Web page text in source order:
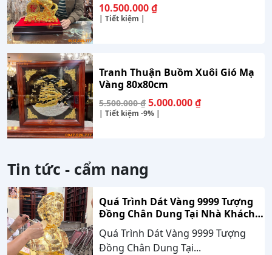
10.500.000₫
| Tiết kiệm |
Tranh Thuận Buồm Xuôi Gió Mạ
Vàng 80x80cm
5.500.000₫Giá
gốc
5.000.000₫Giá
| Tiết kiệm-9% |
Tin tức - cẩm nang
Quá Trình Dát Vàng 9999 Tượng
Đồng Chân Dung Tại Nhà Khách
Hàng Nghệ An
Quá Trình Dát Vàng 9999 Tượng
Đồng Chân Dung Tại...